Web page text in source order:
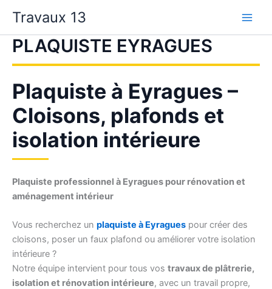
contenu
Travaux 13
PLAQUISTE EYRAGUES
Plaquiste à Eyragues –
Cloisons, plafonds et
isolation intérieure
Plaquiste professionnel à Eyragues pour rénovation et
aménagement intérieur
Vous recherchez un plaquiste à Eyragues pour créer des
cloisons, poser un faux plafond ou améliorer votre isolation
intérieure ?
Notre équipe intervient pour tous vos travaux de plâtrerie,
isolation et rénovation intérieure, avec un travail propre,